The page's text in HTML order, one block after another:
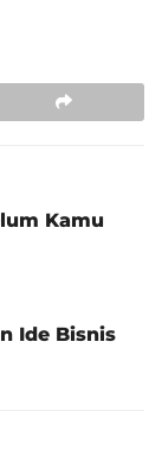
Kamu
Ide Bisnis